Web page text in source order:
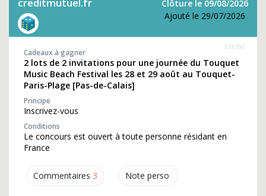
Clôture le 09/08/2026
Ajouté le 29/07/2026
Commentaires 3 Note perso
373790
Cadeaux à gagner
2 lots de 2 invitations pour une journée du Touquet
Music Beach Festival les 28 et 29 août au Touquet-
Paris-Plage [Pas-de-Calais]
Principe
Inscrivez-vous
Conditions
Le concours est ouvert à toute personne résidant en
France